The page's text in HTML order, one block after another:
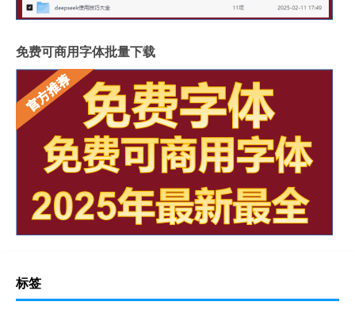
免费可商用字体批量下载
标签